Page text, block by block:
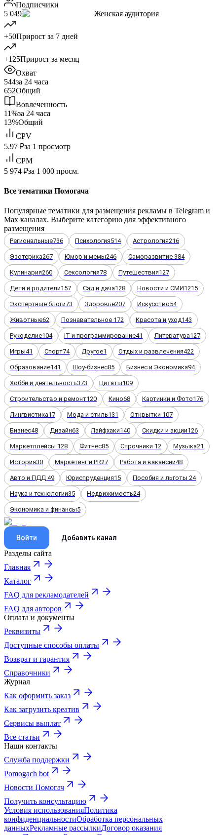
Подписчики
5 049
Женская аудитория
+50Прирост за 7 дней
+125Прирост за месяц
Охват
544за 24 часа
652Общий
Вовлеченность
11%за 24 часа
13%Общий
CPV
5.97 ₽за 1 просмотр
CPM
5 974 ₽за 1 000 просм.
Все тематики Помогача
Популярные тематики для размещения рекламы в Telegram и
Max каналах. Выберите категорию для эффективного
размещения
Региональные736 Психология514 Астрология216
Эзотерика267 Юмор и мемы246 Саморазвитие 384
Кулинария260 Сексология78 Путешествия127
Дети и родители157 Сад и дача128 Новости и СМИ1215
Экспертные блоги73 Здоровье207 Искусство54
Животные62 Познавательное 172 Красота и уход143
Рукоделие104 IT и программирование41 Литература127
Игры41 Спорт74 Другое1 Отдых и развлечения422
Образование141 Шоу-бизнес85 Бизнес и Экономика94
Хобби и деятельность373 Цитаты109
Строительство и ремонт120 Кино68 Картинки и Фото176
Лингвистика17 Мода и стиль131 Открытки 107
Бизнес48 Дизайн63 Лайфхаки140 Скидки и акции126
Маркетплейсы 128 Фитнес85 Строчники 12 Музыка21
История30 Маркетинг и PR27 Работа и вакансии48
Авто и ПДД 49 Юриспруденция15 Пособия и льготы 24
Наука и технологии35 Недвижимость24
Экономика и финансы5
Войти Добавить канал
Разделы сайта
Главная
Каталог
FAQ для рекламодателей
FAQ для авторов
Оплата и документы
Реквизиты
Доступные способы оплаты
Возврат и гарантия
Справочники
Журнал
Как оформить заказ
Как загрузить креатив
Сервисы выплат
Все статьи
Наши контакты
Служба поддержки
Pomogach bot
Новости Помогач
Получить консультацию
Условия использованияПолитика
конфиденциальностиОбработка персональных
данныхРекламные рассылкиДоговор оказания